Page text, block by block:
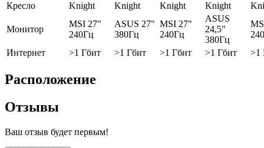
Кресло
Knight Knight Knight Knight
Монитор
MSI 27"
240Гц
ASUS 27"
380Гц
MSI 27"
240Гц
ASUS
24,5"
380Гц
Интернет
>1 Гбит >1 Гбит >1 Гбит >1 Гбит >1
Расположение
Отзывы
Ваш отзыв будет первым!